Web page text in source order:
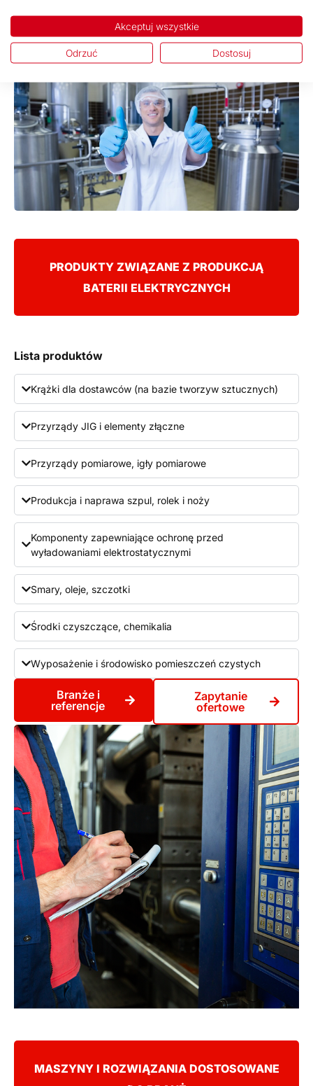
Branże i
Zapytanie
ofertowe
PRODUKTY ZWIĄZANE Z PRODUKCJĄ
BATERII ELEKTRYCZNYCH
Lista produktów
Krążki dla dostawców (na bazie tworzyw sztucznych)
Przyrządy JIG i elementy złączne
Przyrządy pomiarowe, igły pomiarowe
Produkcja i naprawa szpul, rolek i noży
Komponenty zapewniające ochronę przed
wyładowaniami elektrostatycznymi
Smary, oleje, szczotki
Środki czyszczące, chemikalia
Wyposażenie i środowisko pomieszczeń czystych
Branże i
referencje
Zapytanie
ofertowe
MASZYNY I ROZWIĄZANIA DOSTOSOWANE
Akceptuj wszystkie
Odrzuć Dostosuj